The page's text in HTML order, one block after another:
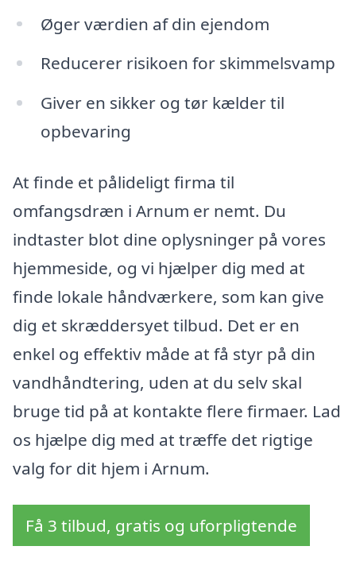
Øger værdien af din ejendom
Reducerer risikoen for skimmelsvamp
Giver en sikker og tør kælder til
opbevaring
At finde et pålideligt firma til
omfangsdræn i Arnum er nemt. Du
indtaster blot dine oplysninger på vores
hjemmeside, og vi hjælper dig med at
finde lokale håndværkere, som kan give
dig et skræddersyet tilbud. Det er en
enkel og effektiv måde at få styr på din
vandhåndtering, uden at du selv skal
bruge tid på at kontakte flere firmaer. Lad
os hjælpe dig med at træffe det rigtige
valg for dit hjem i Arnum.
Få 3 tilbud, gratis og uforpligtende